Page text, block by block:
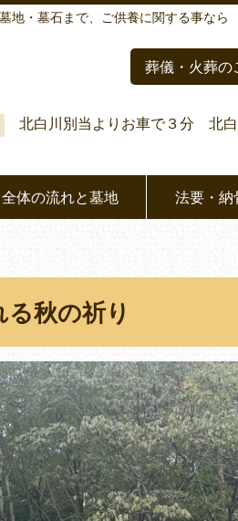
地・墓石まで、ご供養に関する事なら
葬儀・火葬の
北白川別当よりお車で３分 北
全体の流れと墓地 法要・納
秋の祈り